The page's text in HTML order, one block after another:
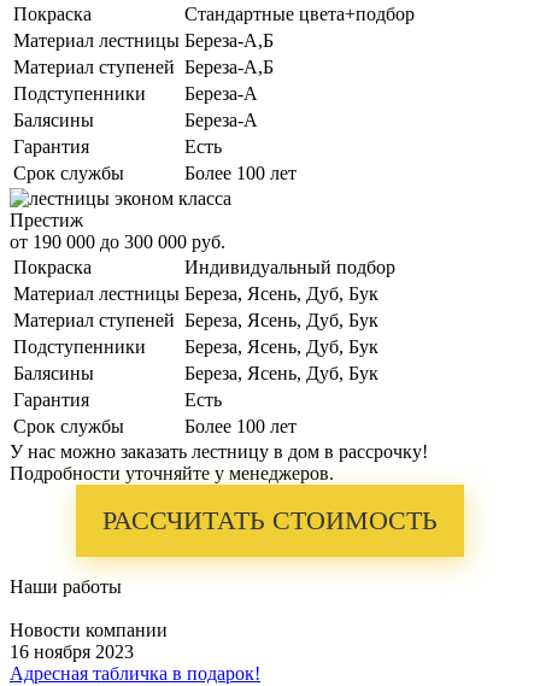
Покраска
Стандартные цвета+подбор
Материал лестницы Береза-А,Б
Материал ступеней Береза-А,Б
Подступенники
Береза-А
Балясины
Береза-А
Гарантия
Есть
Срок службы
Более 100 лет
Престиж
от 190 000 до 300 000 руб.
Покраска
Индивидуальный подбор
Материал лестницы Береза, Ясень, Дуб, Бук
Материал ступеней Береза, Ясень, Дуб, Бук
Подступенники
Береза, Ясень, Дуб, Бук
Балясины
Береза, Ясень, Дуб, Бук
Гарантия
Есть
Срок службы
Более 100 лет
У нас можно заказать лестницу в дом в рассрочку!
Подробности уточняйте у менеджеров.
РАССЧИТАТЬ СТОИМОСТЬ
Наши работы
Новости компании
16 ноября 2023
Адресная табличка в подарок!